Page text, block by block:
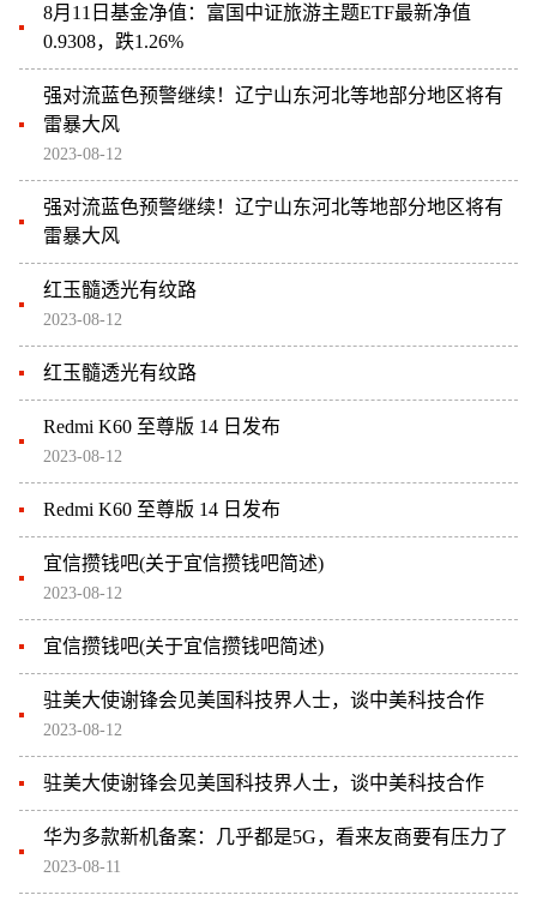
8月11日基金净值：富国中证旅游主题ETF最新净值
0.9308，跌1.26%
强对流蓝色预警继续！辽宁山东河北等地部分地区将有
雷暴大风
2023-08-12
强对流蓝色预警继续！辽宁山东河北等地部分地区将有
雷暴大风
红玉髓透光有纹路
2023-08-12
红玉髓透光有纹路
Redmi K60 至尊版 14 日发布
2023-08-12
Redmi K60 至尊版 14 日发布
宜信攒钱吧(关于宜信攒钱吧简述)
2023-08-12
宜信攒钱吧(关于宜信攒钱吧简述)
驻美大使谢锋会见美国科技界人士，谈中美科技合作
2023-08-12
驻美大使谢锋会见美国科技界人士，谈中美科技合作
华为多款新机备案：几乎都是5G，看来友商要有压力了
2023-08-11